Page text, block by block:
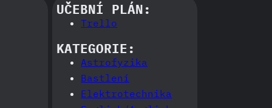
UČEBNÍ PLÁN:
Trello
KATEGORIE:
Astrofyzika
Bastlení
Elektrotechnika